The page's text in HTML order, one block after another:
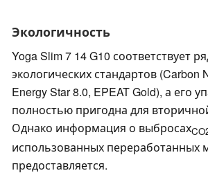
Экологичность
Yoga Slim 7 14 G10 соответствует
экологических стандартов (Carbon
Energy Star 8.0, EPEAT Gold), а его
полностью пригодна для
Однако информация о выбросах
использованных переработанных
предоставляется.